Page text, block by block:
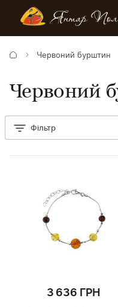
Червоний бурштин
Червоний
Фільтр
3 636 ГРН